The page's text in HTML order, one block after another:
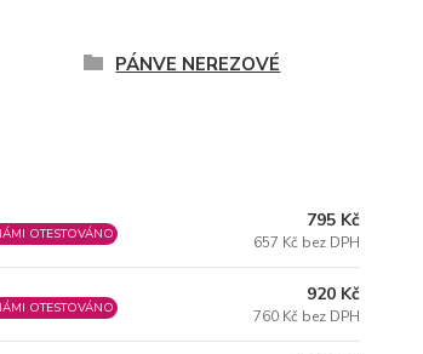
PÁNVE NEREZOVÉ
OTESTOVÁNO
795 Kč
657 Kč bez DPH
OTESTOVÁNO
920 Kč
760 Kč bez DPH